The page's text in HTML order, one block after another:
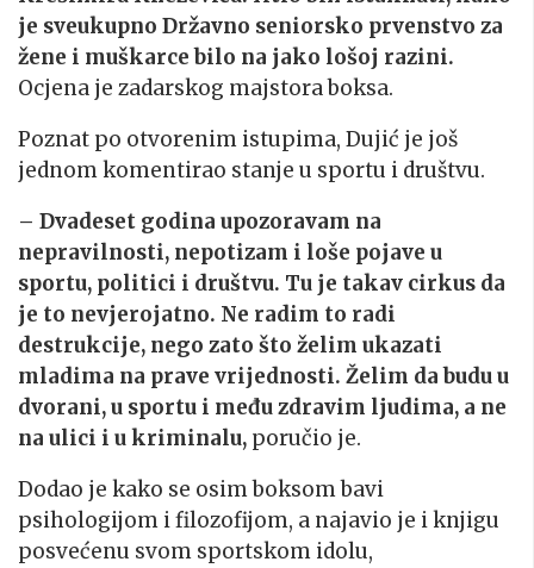
je sveukupno Državno seniorsko prvenstvo za
žene i muškarce bilo na jako lošoj razini.
Ocjena je zadarskog majstora boksa.
Poznat po otvorenim istupima, Dujić je još
jednom komentirao stanje u sportu i društvu.
– Dvadeset godina upozoravam na
nepravilnosti, nepotizam i loše pojave u
sportu, politici i društvu. Tu je takav cirkus da
je to nevjerojatno. Ne radim to radi
destrukcije, nego zato što želim ukazati
mladima na prave vrijednosti. Želim da budu u
dvorani, u sportu i među zdravim ljudima, a ne
na ulici i u kriminalu, poručio je.
Dodao je kako se osim boksom bavi
psihologijom i filozofijom, a najavio je i knjigu
posvećenu svom sportskom idolu,